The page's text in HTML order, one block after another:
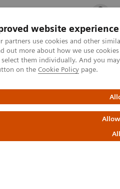
website experience
partners use cookies and other
out more about how we use
them individually. And you
on the Cookie Policy page.
Management
Round Table